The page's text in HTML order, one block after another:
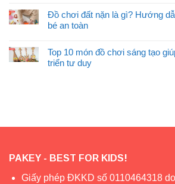
Đồ chơi đất nặn là gì? Hướng
bé an toàn
Top 10 món đồ chơi sáng tạo
triển tư duy
PAKEY - BEST FOR KIDS!
Giấy phép ĐKKD số 0110464318